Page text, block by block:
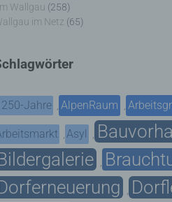
Wallgau (258)
im Netz (65)
Jahre , AlpenRaum ,
, Asyl ,
,
,